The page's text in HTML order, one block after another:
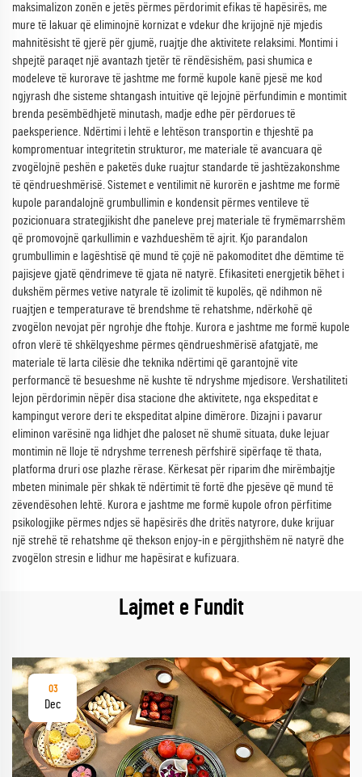
maksimalizon zonën e jetës përmes përdorimit efikas të hapësirës, me
mure të lakuar që eliminojnë kornizat e vdekur dhe krijojnë një mjedis
mahnitësisht të gjerë për gjumë, ruajtje dhe aktivitete relaksimi. Montimi i
shpejtë paraqet një avantazh tjetër të rëndësishëm, pasi shumica e
modeleve të kurorave të jashtme me formë kupole kanë pjesë me kod
ngjyrash dhe sisteme shtangash intuitive që lejojnë përfundimin e montimit
brenda pesëmbëdhjetë minutash, madje edhe për përdorues të
paeksperience. Ndërtimi i lehtë e lehtëson transportin e thjeshtë pa
kompromentuar integritetin strukturor, me materiale të avancuara që
zvogëlojnë peshën e paketës duke ruajtur standarde të jashtëzakonshme
të qëndrueshmërisë. Sistemet e ventilimit në kurorën e jashtme me formë
kupole parandalojnë grumbullimin e kondensit përmes ventileve të
pozicionuara strategjikisht dhe paneleve prej materiale të frymëmarrshëm
që promovojnë qarkullimin e vazhdueshëm të ajrit. Kjo parandalon
grumbullimin e lagështisë që mund të çojë në pakomoditet dhe dëmtime të
pajisjeve gjatë qëndrimeve të gjata në natyrë. Efikasiteti energjetik bëhet i
dukshëm përmes vetive natyrale të izolimit të kupolës, që ndihmon në
ruajtjen e temperaturave të brendshme të rehatshme, ndërkohë që
zvogëlon nevojat për ngrohje dhe ftohje. Kurora e jashtme me formë kupole
ofron vlerë të shkëlqyeshme përmes qëndrueshmërisë afatgjatë, me
materiale të larta cilësie dhe teknika ndërtimi që garantojnë vite
performancë të besueshme në kushte të ndryshme mjedisore. Vershatiliteti
lejon përdorimin nëpër disa stacione dhe aktivitete, nga ekspeditat e
kampingut verore deri te ekspeditat alpine dimërore. Dizajni i pavarur
eliminon varësinë nga lidhjet dhe paloset në shumë situata, duke lejuar
montimin në lloje të ndryshme terrenesh përfshirë sipërfaqe të thata,
platforma druri ose plazhe rërase. Kërkesat për riparim dhe mirëmbajtje
mbeten minimale për shkak të ndërtimit të fortë dhe pjesëve që mund të
zëvendësohen lehtë. Kurora e jashtme me formë kupole ofron përfitime
psikologjike përmes ndjes së hapësirës dhe dritës natyrore, duke krijuar
një strehë të rehatshme që thekson enjoy-in e përgjithshëm në natyrë dhe
zvogëlon stresin e lidhur me hapësirat e kufizuara.
Lajmet e Fundit
03
Dec